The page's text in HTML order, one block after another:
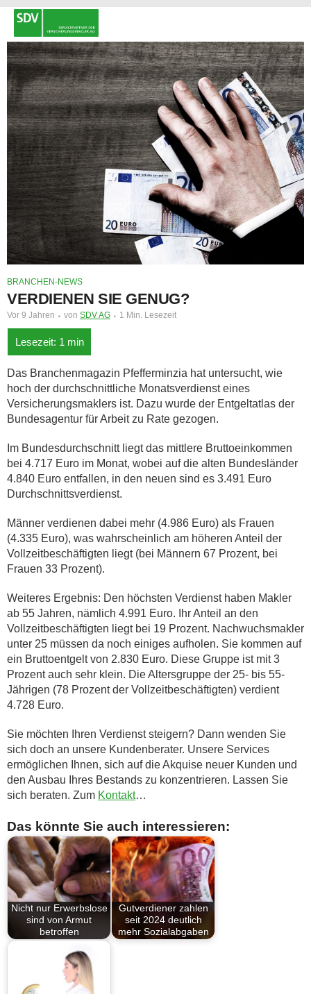
BRANCHEN-NEWS
VERDIENEN SIE GENUG?
Vor 9 Jahren von SDV AG 1 Min. Lesezeit
Das Branchenmagazin Pfefferminzia hat untersucht, wie
hoch der durchschnittliche Monatsverdienst eines
Versicherungsmaklers ist. Dazu wurde der Entgeltatlas der
Bundesagentur für Arbeit zu Rate gezogen.
Im Bundesdurchschnitt liegt das mittlere Bruttoeinkommen
bei 4.717 Euro im Monat, wobei auf die alten Bundesländer
4.840 Euro entfallen, in den neuen sind es 3.491 Euro
Durchschnittsverdienst.
Männer verdienen dabei mehr (4.986 Euro) als Frauen
(4.335 Euro), was wahrscheinlich am höheren Anteil der
Vollzeitbeschäftigten liegt (bei Männern 67 Prozent, bei
Frauen 33 Prozent).
Weiteres Ergebnis: Den höchsten Verdienst haben Makler
ab 55 Jahren, nämlich 4.991 Euro. Ihr Anteil an den
Vollzeitbeschäftigten liegt bei 19 Prozent. Nachwuchsmakler
unter 25 müssen da noch einiges aufholen. Sie kommen auf
ein Bruttoentgelt von 2.830 Euro. Diese Gruppe ist mit 3
Prozent auch sehr klein. Die Altersgruppe der 25- bis 55-
Jährigen (78 Prozent der Vollzeitbeschäftigten) verdient
4.728 Euro.
Sie möchten Ihren Verdienst steigern? Dann wenden Sie
sich doch an unsere Kundenberater. Unsere Services
ermöglichen Ihnen, sich auf die Akquise neuer Kunden und
den Ausbau Ihres Bestands zu konzentrieren. Lassen Sie
sich beraten. Zum Kontakt…
Das könnte Sie auch interessieren:
Nicht nur Erwerbslose
sind von Armut
betroffen
Gutverdiener zahlen
seit 2024 deutlich
mehr Sozialabgaben